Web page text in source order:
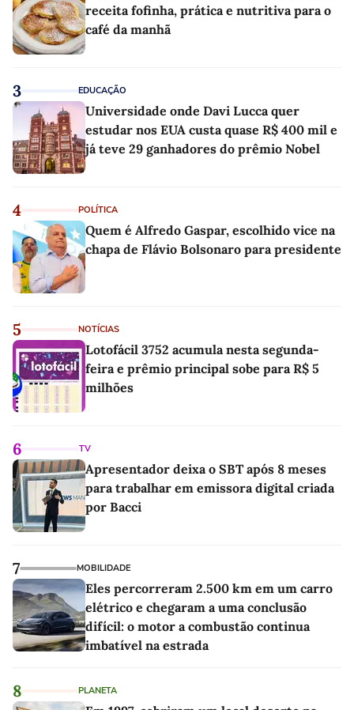
receita fofinha, prática e nutritiva para o
café da manhã
3 EDUCAÇÃO
Universidade onde Davi Lucca quer
estudar nos EUA custa quase R$ 400 mil e
já teve 29 ganhadores do prêmio Nobel
4 POLÍTICA
Quem é Alfredo Gaspar, escolhido vice na
chapa de Flávio Bolsonaro para presidente
5 NOTÍCIAS
Lotofácil 3752 acumula nesta segunda-
feira e prêmio principal sobe para R$ 5
milhões
6 TV
Apresentador deixa o SBT após 8 meses
para trabalhar em emissora digital criada
por Bacci
7 MOBILIDADE
Eles percorreram 2.500 km em um carro
elétrico e chegaram a uma conclusão
difícil: o motor a combustão continua
imbatível na estrada
8 PLANETA